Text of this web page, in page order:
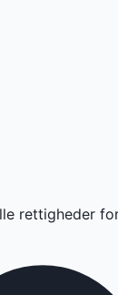
rettigheder